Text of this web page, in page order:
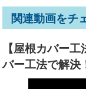
関連動画をチ
【屋根カバー
バー工法で解決